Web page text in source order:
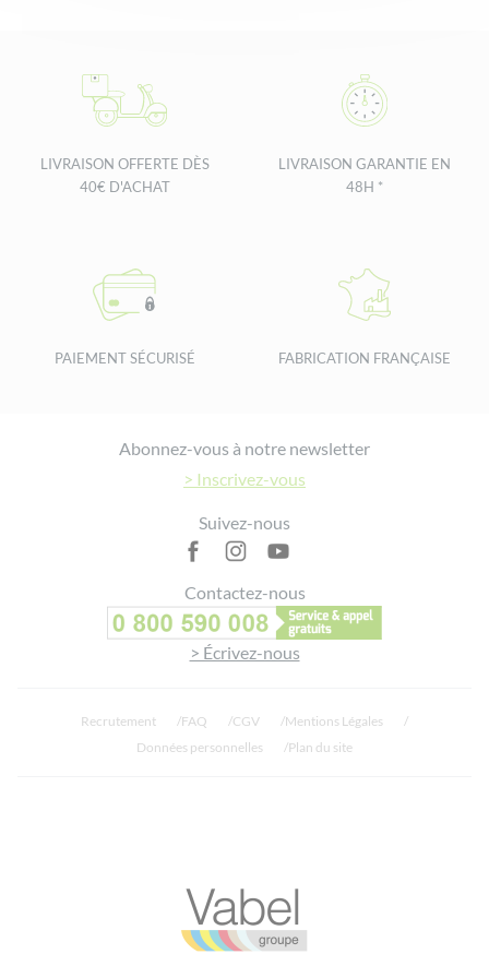
LIVRAISON OFFERTE DÈS
40€ D'ACHAT
LIVRAISON GARANTIE EN
48H *
PAIEMENT SÉCURISÉ FABRICATION FRANÇAISE
Abonnez-vous à notre newsletter
> Inscrivez-vous
Suivez-nous
Contactez-nous
> Écrivez-nous
Recrutement FAQ CGV
Mentions Légales
Données personnelles
Plan du site